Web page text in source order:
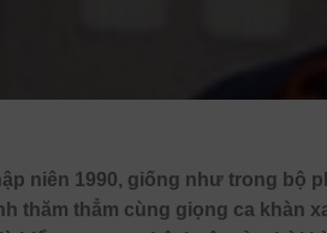
niên 1990, giống như trong bộ
thăm thẳm cùng giọng ca khàn